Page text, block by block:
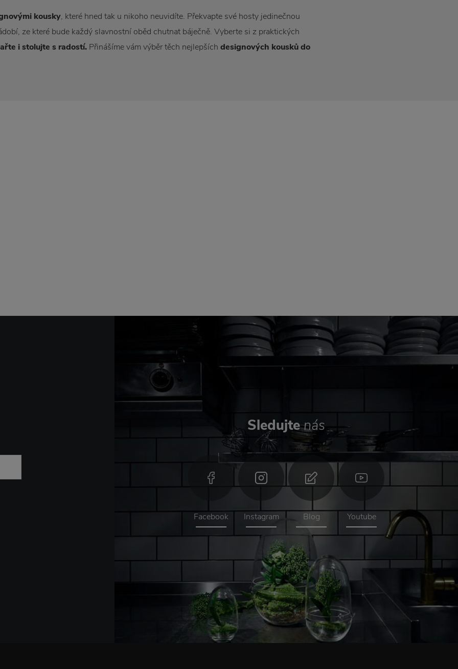
kousky, které hned tak u nikoho neuvidíte. Překvapte své hosty jedinečnou
ze které bude každý slavnostní oběd chutnat báječně. Vyberte si z praktických
i stolujte s radostí. Přinášíme vám výběr těch nejlepších designových kousků do
Sledujtenás
Facebook Instagram Blog Youtube